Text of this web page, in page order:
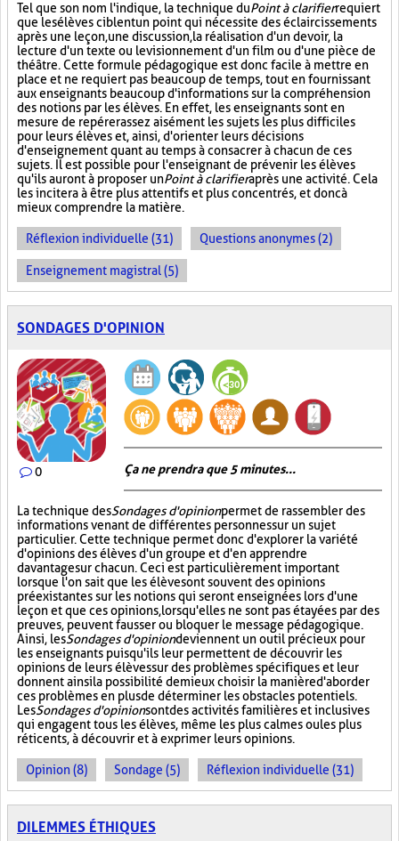
Tel que son nom l'indique, la technique duPoint à clarifierrequiert
que les élèves ciblent un point qui nécessite des éclaircissements
après une leçon, une discussion, la réalisation d'un devoir, la
lecture d'un texte ou le visionnement d'un film ou d'une pièce de
théâtre. Cette formule pédagogique est donc facile à mettre en
place et ne requiert pas beaucoup de temps, tout en fournissant
aux enseignants beaucoup d'informations sur la compréhension
des notions par les élèves. En effet, les enseignants sont en
mesure de repérer assez aisément les sujets les plus difficiles
pour leurs élèves et, ainsi, d'orienter leurs décisions
d'enseignement quant au temps à consacrer à chacun de ces
sujets. Il est possible pour l'enseignant de prévenir les élèves
qu'ils auront à proposer unPoint à clarifieraprès une activité. Cela
les incitera à être plus attentifs et plus concentrés, et donc à
mieux comprendre la matière.
Réflexion individuelle (31) Questions anonymes (2)
Enseignement magistral (5)
SONDAGES D'OPINION
0 Ça ne prendra que 5 minutes...
La technique desSondages d'opinionpermet de rassembler des
informations venant de différentes personnes sur un sujet
particulier. Cette technique permet donc d'explorer la variété
d'opinions des élèves d'un groupe et d'en apprendre
davantage sur chacun. Ceci est particulièrement important
lorsque l'on sait que les élèves ont souvent des opinions
préexistantes sur les notions qui seront enseignées lors d'une
leçon et que ces opinions, lorsqu'elles ne sont pas étayées par des
preuves, peuvent fausser ou bloquer le message pédagogique.
Ainsi, lesSondages d'opiniondeviennent un outil précieux pour
les enseignants puisqu'ils leur permettent de découvrir les
opinions de leurs élèves sur des problèmes spécifiques et leur
donnent ainsi la possibilité de mieux choisir la manière d'aborder
ces problèmes en plus de déterminer les obstacles potentiels.
LesSondages d'opinionsont des activités familières et inclusives
qui engagent tous les élèves, même les plus calmes ou les plus
réticents, à découvrir et à exprimer leurs opinions.
Opinion (8) Sondage (5) Réflexion individuelle (31)
DILEMMES ÉTHIQUES